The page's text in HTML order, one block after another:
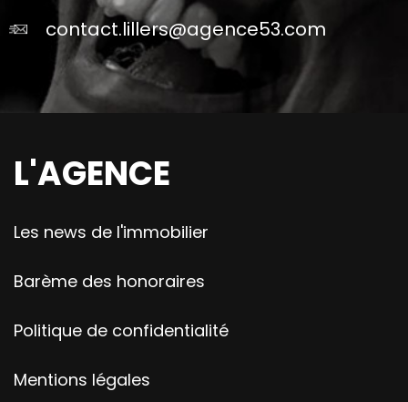
contact.lillers@agence53.com
L'AGENCE
Les news de l'immobilier
Barème des honoraires
Politique de confidentialité
Mentions légales